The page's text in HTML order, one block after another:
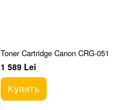
Toner Cartridge Canon CRG-051
1 589 Lei
Купить